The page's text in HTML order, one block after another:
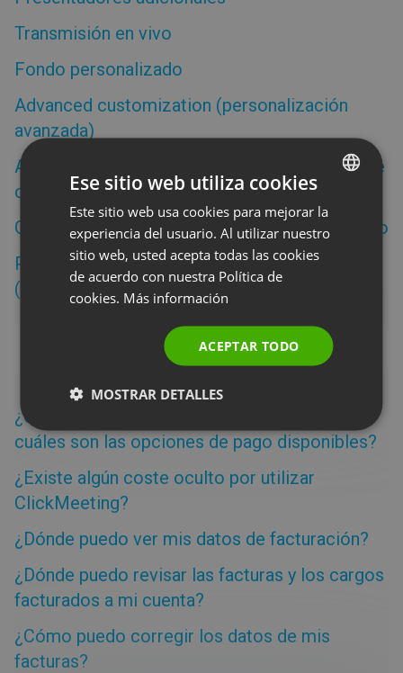
Transmisión en vivo
Fondo personalizado
Advanced customization (personalización
avanzada)
Asistencia individualizada del administrador de
cuenta
Grabaciones: distintas pistas del mismo evento
Plazas adicionales para los participantes
(suscripción anual)
¿Cuánto cuesta una cuenta de ClickMeeting y
cuáles son las opciones de pago disponibles?
¿Existe algún coste oculto por utilizar
ClickMeeting?
¿Dónde puedo ver mis datos de facturación?
¿Dónde puedo revisar las facturas y los cargos
facturados a mi cuenta?
¿Cómo puedo corregir los datos de mis
facturas?
ENGLISH
FRENCH
RUSSIAN
SPANISH
Ese sitio web utiliza cookies
Este sitio web usa cookies para mejorar la
experiencia del usuario. Al utilizar nuestro
sitio web, usted acepta todas las cookies
de acuerdo con nuestra Política de
cookies. Más información
ACEPTAR TODO
MOSTRAR DETALLES